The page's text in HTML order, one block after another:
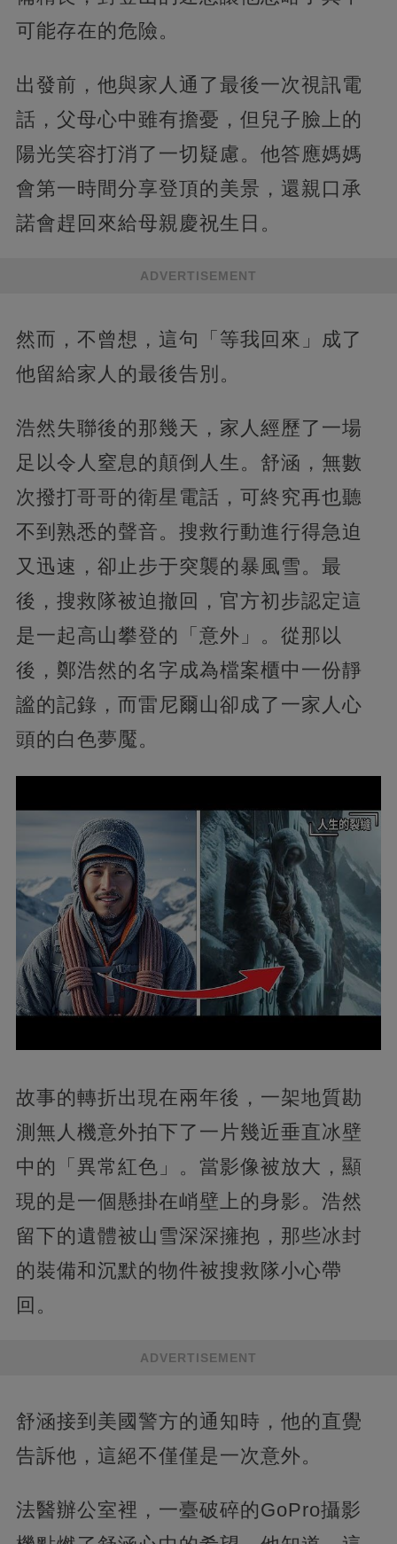
可能存在的危險。
出發前，他與家人通了最後一次視訊電
話，父母心中雖有擔憂，但兒子臉上的
陽光笑容打消了一切疑慮。他答應媽媽
會第一時間分享登頂的美景，還親口承
諾會趕回來給母親慶祝生日。
ADVERTISEMENT
然而，不曾想，這句「等我回來」成了
他留給家人的最後告別。
浩然失聯後的那幾天，家人經歷了一場
足以令人窒息的顛倒人生。舒涵，無數
次撥打哥哥的衛星電話，可終究再也聽
不到熟悉的聲音。搜救行動進行得急迫
又迅速，卻止步于突襲的暴風雪。最
後，搜救隊被迫撤回，官方初步認定這
是一起高山攀登的「意外」。從那以
後，鄭浩然的名字成為檔案櫃中一份靜
謐的記錄，而雷尼爾山卻成了一家人心
頭的白色夢魘。
故事的轉折出現在兩年後，一架地質勘
測無人機意外拍下了一片幾近垂直冰壁
中的「異常紅色」。當影像被放大，顯
現的是一個懸掛在峭壁上的身影。浩然
留下的遺體被山雪深深擁抱，那些冰封
的裝備和沉默的物件被搜救隊小心帶
回。
ADVERTISEMENT
舒涵接到美國警方的通知時，他的直覺
告訴他，這絕不僅僅是一次意外。
法醫辦公室裡，一臺破碎的GoPro攝影